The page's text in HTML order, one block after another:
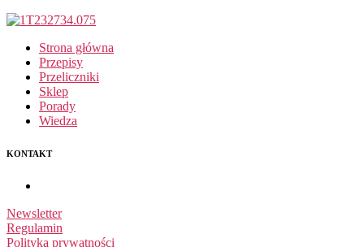
Strona główna
Przepisy
Przeliczniki
Sklep
Porady
Wiedza
KONTAKT
Newsletter
Regulamin
Polityka prywatności